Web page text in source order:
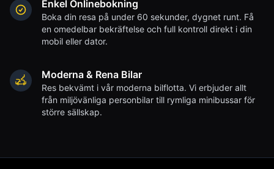
Enkel Onlinebokning
Boka din resa på under 60 sekunder, dygnet runt. Få
en omedelbar bekräftelse och full kontroll direkt i din
mobil eller dator.
Moderna & Rena Bilar
Res bekvämt i vår moderna bilflotta. Vi erbjuder allt
från miljövänliga personbilar till rymliga minibussar för
större sällskap.